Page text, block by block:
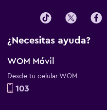
¿Necesitas ayuda?
WOM Móvil
Desde tu celular WOM
103